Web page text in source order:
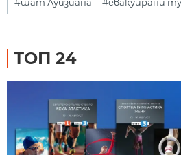
ТОП 24